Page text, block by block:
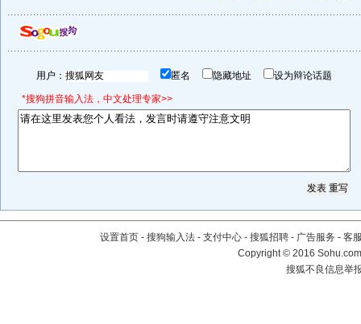
用户： 匿名 隐藏地址 设为辩论话题
*搜狗拼音输入法，中文处理专家>>
设置首页 - 搜狗输入法 - 支付中心 - 搜狐招聘 - 广告服务 - 客
Copyright©2016
搜狐不良信息举